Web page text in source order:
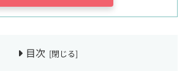
目次